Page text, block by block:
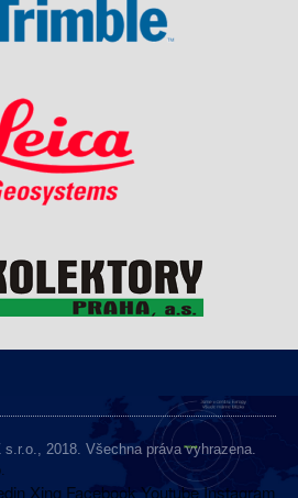
2018. Všechna práva vyhrazena.
Xing Facebook YoutubeInstagram